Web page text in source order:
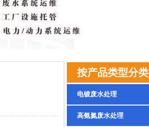
按产品类型分类
电镀废水处理
高氨氮废水处理